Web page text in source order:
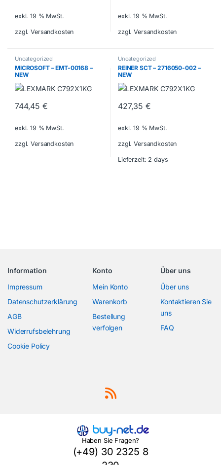
exkl. 19 % MwSt.
zzgl. Versandkosten
exkl. 19 % MwSt.
zzgl. Versandkosten
Uncategorized
MICROSOFT – EMT-00168 –
NEW
744,45€
exkl. 19 % MwSt.
zzgl. Versandkosten
Uncategorized
REINER SCT – 2716050-002 –
NEW
427,35€
exkl. 19 % MwSt.
zzgl. Versandkosten
Lieferzeit: 2 days
Information
Impressum
Datenschutzerklärung
AGB
Widerrufsbelehrung
Cookie Policy
Konto
Mein Konto
Warenkorb
Bestellung
verfolgen
Über uns
Über uns
Kontaktieren Sie
uns
FAQ
Haben Sie Fragen?
(+49) 30 2325 8